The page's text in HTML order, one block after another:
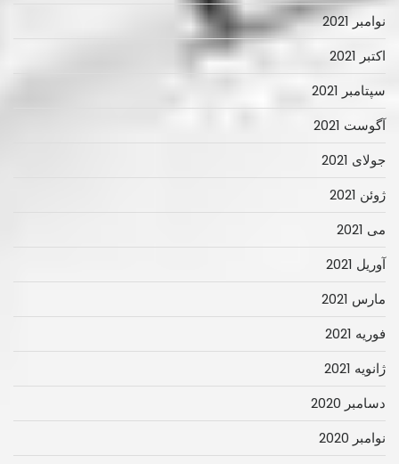
نوامبر 2021
اکتبر 2021
سپتامبر 2021
آگوست 2021
جولای 2021
ژوئن 2021
می 2021
آوریل 2021
مارس 2021
فوریه 2021
ژانویه 2021
دسامبر 2020
نوامبر 2020